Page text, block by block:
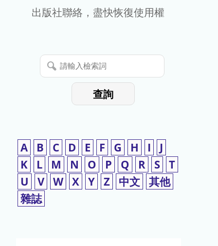
期
暫
停
出版社聯絡，盡快恢復使用權
請
輸
查詢
A B C D E F G H I
J
K
L M N O P Q R S T
U
V W X Y Z 中文 其他
雜誌